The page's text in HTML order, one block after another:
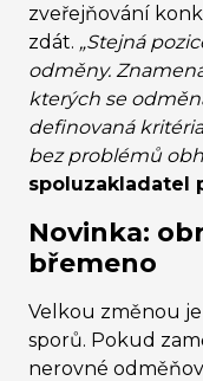
zveřejňování
zdát. „Stejná
odměny.
kterých se
definovaná
bez problémů
spoluzakladatel
Novinka:
břemeno
Velkou změnou
sporů. Pokud
nerovné